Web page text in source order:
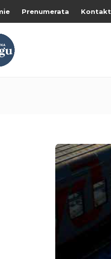
Prenumerata Kontakt